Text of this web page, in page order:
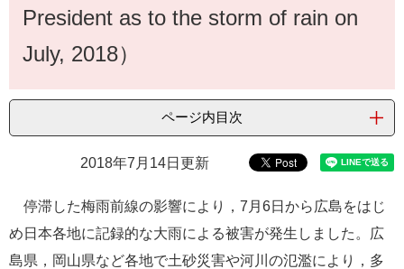
教職員の皆さま
o
l
検
索
すべて ページ PDF
入試情報
President as to the storm of rain on
July, 2018）
ページ内目次
2018年7月14日更新
停滞した梅雨前線の影響により， 7 月 6日から広島をはじ
め日本各地に記録的な大雨による被害が発生しました。広
島県，岡山県など各地で土砂災害や河川の氾濫により，多